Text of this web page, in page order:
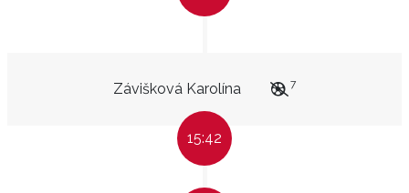
Závišková Karolína 7
15:42